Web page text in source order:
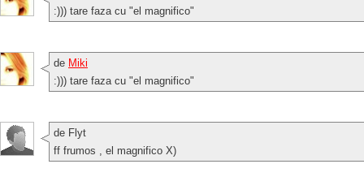
:))) tare faza cu "el magnifico"
de Miki
:))) tare faza cu "el magnifico"
de Flyt
ff frumos , el magnifico X)